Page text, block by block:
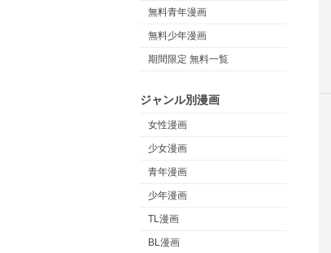
無料青年漫画
無料少年漫画
期間限定 無料一覧
ジャンル別漫画
女性漫画
少女漫画
青年漫画
少年漫画
TL漫画
BL漫画